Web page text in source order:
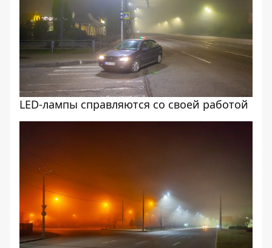
LED-лампы справляются со своей работой